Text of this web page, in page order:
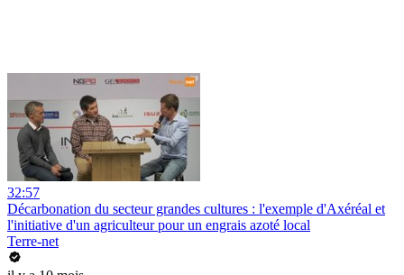
32:57
Décarbonation du secteur grandes cultures : l'exemple d'Axéréal et
l'initiative d'un agriculteur pour un engrais azoté local
Terre-net